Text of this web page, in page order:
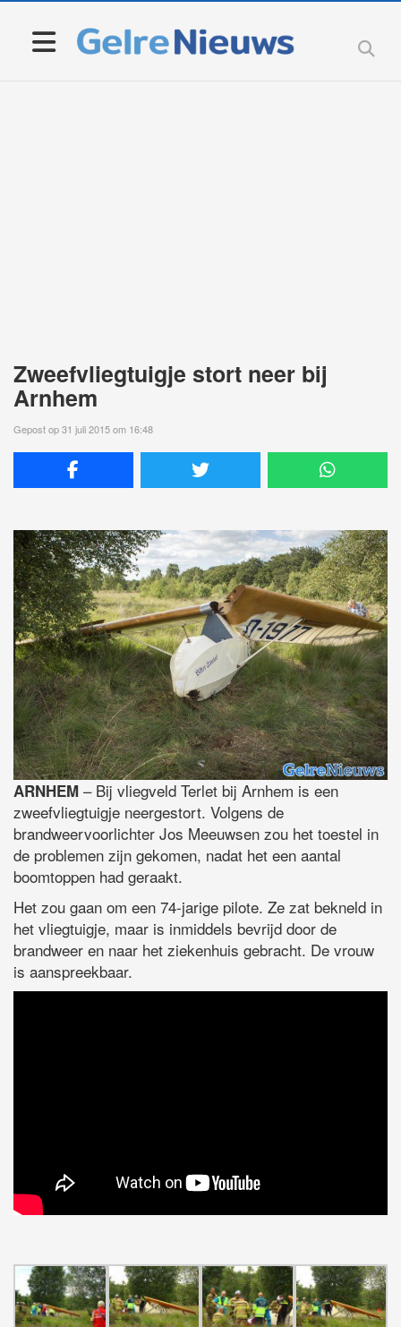
Zweefvliegtuigje stort neer bij
Arnhem
Gepost op 31 juli 2015 om 16:48
ARNHEM – Bij vliegveld Terlet bij Arnhem is een
zweefvliegtuigje neergestort. Volgens de
brandweervoorlichter Jos Meeuwsen zou het toestel in
de problemen zijn gekomen, nadat het een aantal
boomtoppen had geraakt.
Het zou gaan om een 74-jarige pilote. Ze zat bekneld in
het vliegtuigje, maar is inmiddels bevrijd door de
brandweer en naar het ziekenhuis gebracht. De vrouw
is aanspreekbaar.